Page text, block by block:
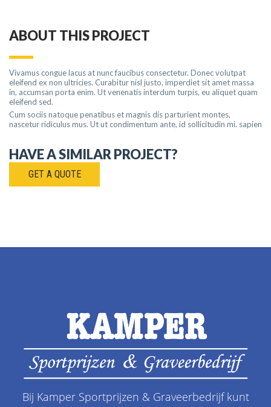
ABOUT THIS PROJECT
Vivamus congue lacus at nunc faucibus consectetur. Donec volutpat
eleifend ex non ultricies. Curabitur nisl justo, imperdiet sit amet massa
in, accumsan porta enim. Ut venenatis interdum turpis, eu aliquet quam
eleifend sed.
Cum sociis natoque penatibus et magnis dis parturient montes,
nascetur ridiculus mus. Ut ut condimentum ante, id sollicitudin mi. sapien
HAVE A SIMILAR PROJECT?
GET A QUOTE
Bij Kamper Sportprijzen & Graveerbedrijf kunt